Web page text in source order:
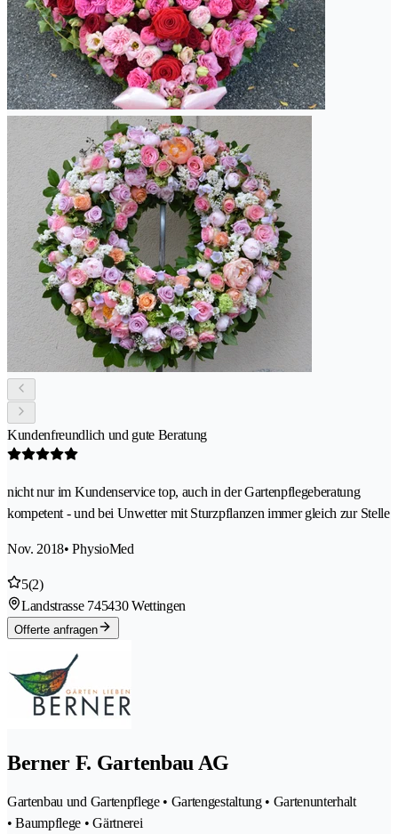
Kundenfreundlich und gute Beratung
nicht nur im Kundenservice top, auch in der Gartenpflegeberatung
kompetent - und bei Unwetter mit Sturzpflanzen immer gleich zur Stelle
Nov. 2018• PhysioMed
5(2)
Landstrasse 745430 Wettingen
Offerte anfragen
Berner F. Gartenbau AG
Gartenbau und Gartenpflege • Gartengestaltung • Gartenunterhalt
• Baumpflege • Gärtnerei